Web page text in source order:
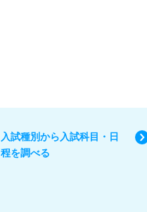
入試種別から入試科目・日
程を調べる